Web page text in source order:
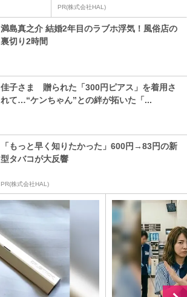
PR(株式会社HAL)
満島真之介 結婚2年目のラブホ浮気！風俗店の
裏切り2時間
佳子さま 贈られた「300円ピアス」を着用さ
れて…“ケンちゃん”との絆が拓いた「...
「もっと早く知りたかった」600円→83円の新
型タバコが大反響
PR(株式会社HAL)